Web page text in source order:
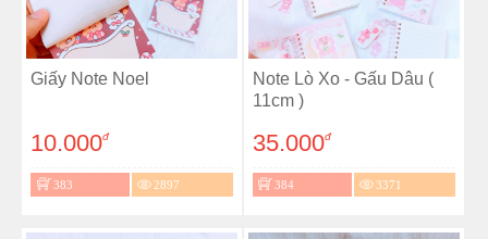
Giấy Note Noel
10.000đ
383 2897
Note Lò Xo - Gấu Dâu (
11cm )
35.000đ
384 3371